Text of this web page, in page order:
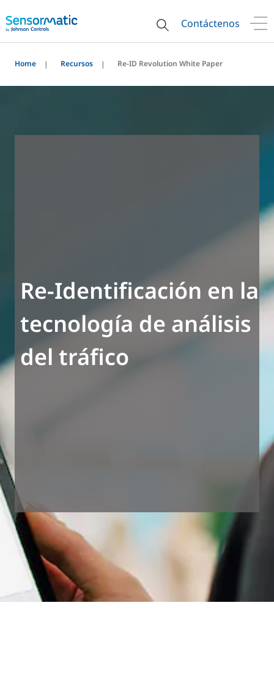
Contáctenos
Home Recursos Re-ID Revolution White Paper
Re-Identificación en la
tecnología de análisis
del tráfico